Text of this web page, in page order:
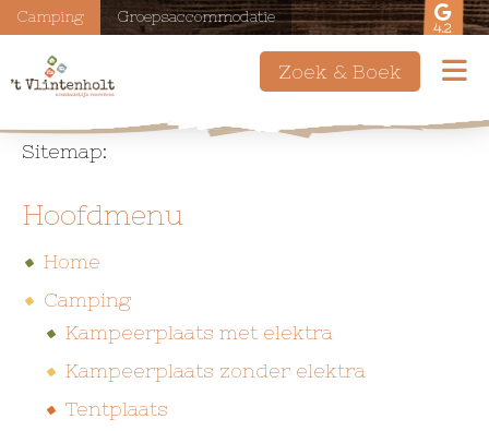
Camping Groepsaccommodatie
4.2
Zoek & Boek
Sitemap:
Hoofdmenu
Home
Camping
Kampeerplaats met elektra
Kampeerplaats zonder elektra
Tentplaats